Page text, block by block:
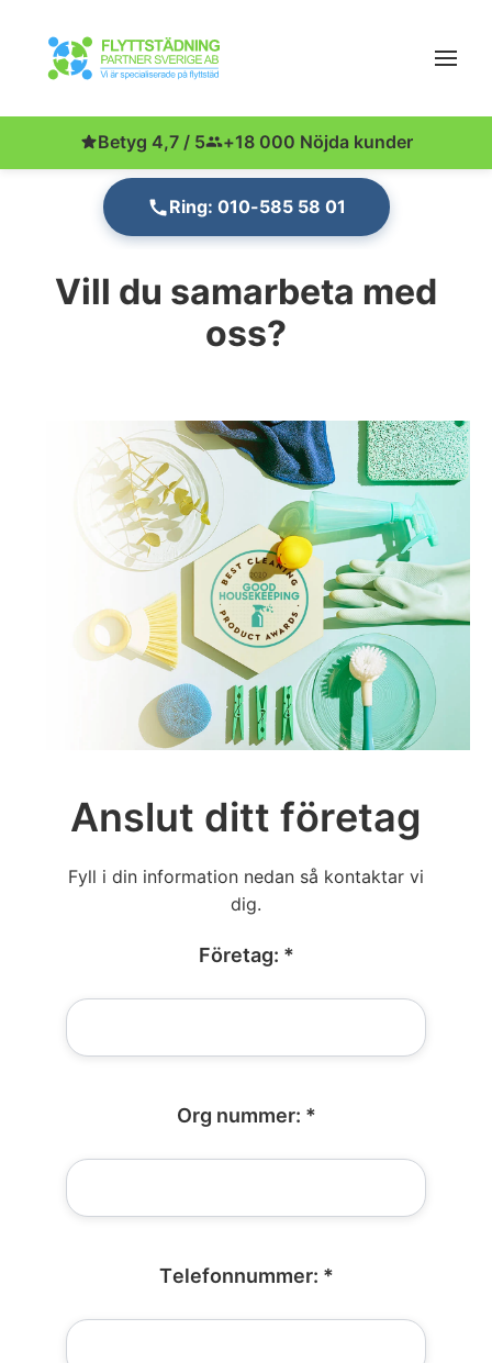
Betyg 4,7 / 5 +18 000 Nöjda kunder
Ring: 010-585 58 01
Vill du samarbeta med
oss?
Anslut ditt företag
Fyll i din information nedan så kontaktar vi
dig.
Företag: *
Org nummer: *
Telefonnummer: *